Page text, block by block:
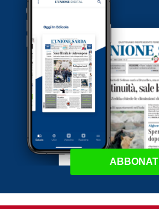
ABBONATI